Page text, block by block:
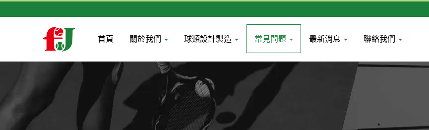
首頁 關於我們 球類設計製造 常見問題 最新消息 聯絡我們